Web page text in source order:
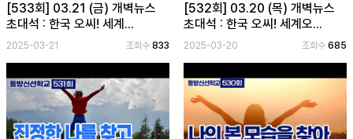
[533회] 03.21 (금) 개벽뉴스
초대석 : 한국 오씨! 세계...
2025-03-21 조회수833
[532회] 03.20 (목) 개벽뉴스
초대석 : 한국 오씨! 세계오...
2025-03-20 조회수 685